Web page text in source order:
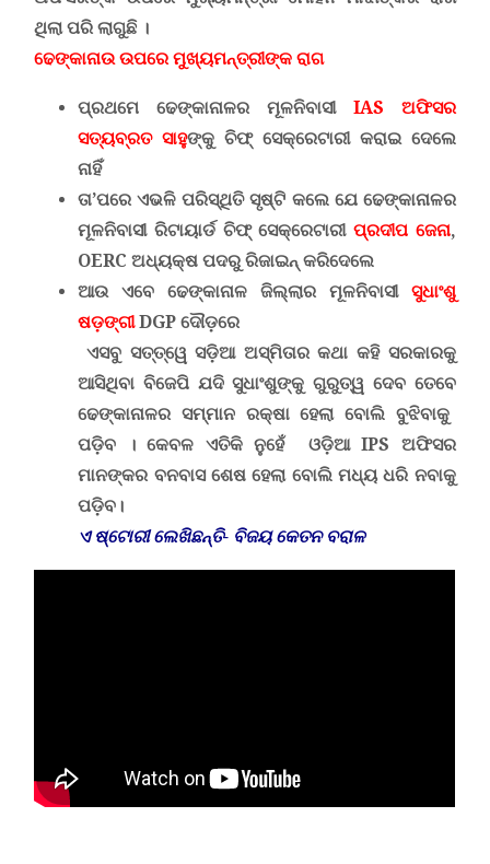
ଥିଲା ପରି ଲାଗୁଛି ।
ଢେଙ୍କାନାଉ ଉପରେ ମୁଖ୍ୟମନ୍ତ୍ରୀଙ୍କ ରାଗ
ପ୍ରଥମେ ଢେଙ୍କାନାଳର ମୂଳନିବାସୀ IAS ଅଫିସର
ସତ୍ୟବ୍ରତ ସାହୁଙ୍କୁ ଚିଫ୍ ସେକ୍ରେଟାରୀ କରାଇ ଦେଲେ
ନାହିଁ
ତା’ପରେ ଏଭଳି ପରିସ୍ଥିତି ସୃଷ୍ଟି କଲେ ଯେ ଢେଙ୍କାନାଳର
ମୂଳନିବାସୀ ରିଟାୟାର୍ଡ ଚିଫ୍ ସେକ୍ରେଟାରୀ ପ୍ରଦୀପ ଜେନା,
OERCଅଧ୍ୟକ୍ଷ ପଦରୁ ରିଜାଇନ୍ କରିଦେଲେ
ଆଉ ଏବେ ଢେଙ୍କାନାଳ ଜିଲ୍ଲାର ମୂଳନିବାସୀସୁଧାଂଶୁ
ଷଡ଼ଙ୍ଗୀDGP ଦୌଡ଼ରେ
ଏସବୁ ସତ୍ତ୍ୱେ ସଡ଼ିଆ ଅସ୍ମିତାର କଥା କହି ସରକାରକୁ
ଆସିଥିବା ବିଜେପି ଯଦି ସୁଧାଂଶୁଙ୍କୁ ଗୁରୁତ୍ୱ ଦେବ ତେବେ
ଢେଙ୍କାନାଳର ସମ୍ମାନ ରକ୍ଷା ହେଲା ବୋଲି ବୁଝିବାକୁ
ପଡ଼ିବ । କେବଳ ଏତିକି ନୁହେଁ
ଓଡ଼ିଆIPS ଅଫିସର
ମାନଙ୍କର ବନବାସ ଶେଷ ହେଲା ବୋଲି ମଧ୍ୟ ଧରି ନବାକୁ
ପଡ଼ିବ।
ଏ ଷ୍ଟୋରୀ ଲେଖିଛନ୍ତି- ବିଜୟ କେତନ ବରାଳ